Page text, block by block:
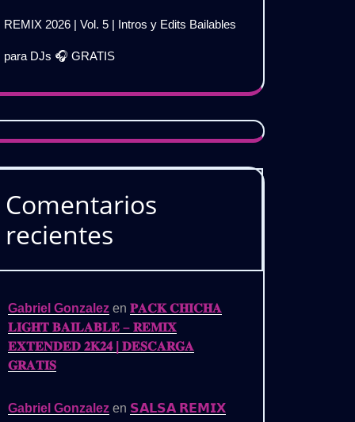
REMIX 2026 | Vol. 5 | Intros y Edits Bailables
para DJs 🎧 GRATIS
Comentarios
recientes
Gabriel Gonzalez en 𝐏𝐀𝐂𝐊 𝐂𝐇𝐈𝐂𝐇𝐀
𝐋𝐈𝐆𝐇𝐓 𝐁𝐀𝐈𝐋𝐀𝐁𝐋𝐄 – 𝐑𝐄𝐌𝐈𝐗
𝐄𝐗𝐓𝐄𝐍𝐃𝐄𝐃 𝟐𝐊𝟐𝟒 | 𝐃𝐄𝐒𝐂𝐀𝐑𝐆𝐀
𝐆𝐑𝐀𝐓𝐈𝐒
Gabriel Gonzalez en 𝗦𝗔𝗟𝗦𝗔 𝗥𝗘𝗠𝗜𝗫